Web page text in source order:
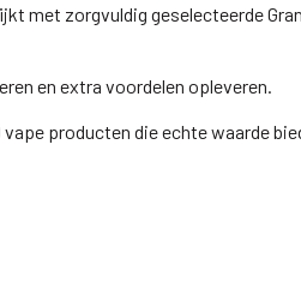
met zorgvuldig geselecteerde
en extra voordelen opleveren.
producten die echte waarde